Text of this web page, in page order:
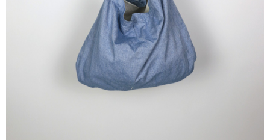
Kitchenware
Baskets
Other
Remake
Bag